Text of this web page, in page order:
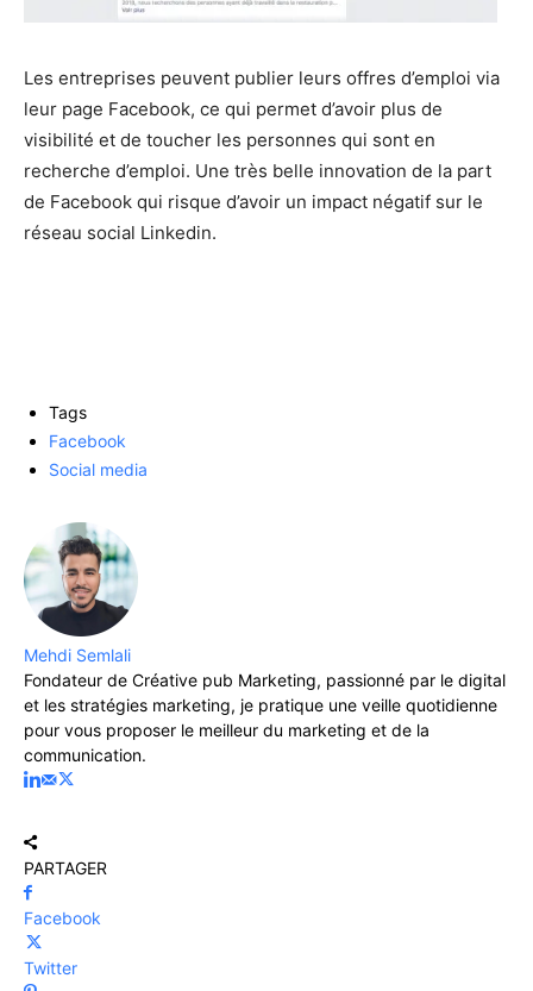
Les entreprises peuvent publier leurs offres d’emploi via
leur page Facebook, ce qui permet d’avoir plus de
visibilité et de toucher les personnes qui sont en
recherche d’emploi. Une très belle innovation de la part
de Facebook qui risque d’avoir un impact négatif sur le
réseau social Linkedin.
Tags
Facebook
Social media
Mehdi Semlali
Fondateur de Créative pub Marketing, passionné par le digital
et les stratégies marketing, je pratique une veille quotidienne
pour vous proposer le meilleur du marketing et de la
communication.
PARTAGER
Facebook
Twitter